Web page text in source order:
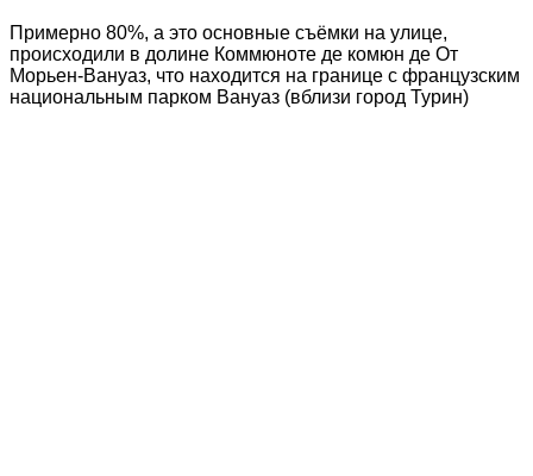
Примерно 80%, а это основные съёмки на улице,
происходили в долине Коммюноте де комюн де От
Морьен-Вануаз, что находится на границе с французским
национальным парком Вануаз (вблизи город Турин)